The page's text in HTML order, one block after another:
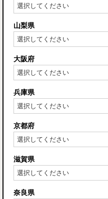
山梨県
大阪府
兵庫県
京都府
滋賀県
奈良県